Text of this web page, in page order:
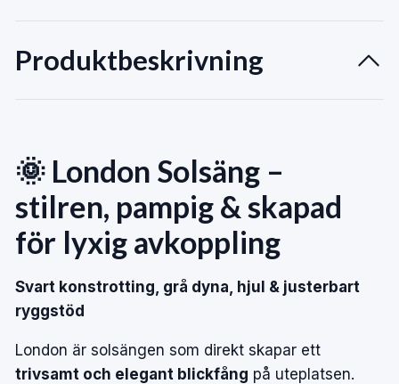
Produktbeskrivning
🌞 London Solsäng –
stilren, pampig & skapad
för lyxig avkoppling
Svart konstrotting, grå dyna, hjul & justerbart
ryggstöd
London är solsängen som direkt skapar ett
trivsamt och elegant blickfång på uteplatsen.